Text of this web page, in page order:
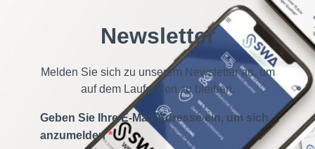
Newsletter
Melden Sie sich zu unserem Newsletter an, um
auf dem Laufenden zu bleiben.
Geben Sie Ihre E-Mail-Adresse ein, um sich
anzumelden